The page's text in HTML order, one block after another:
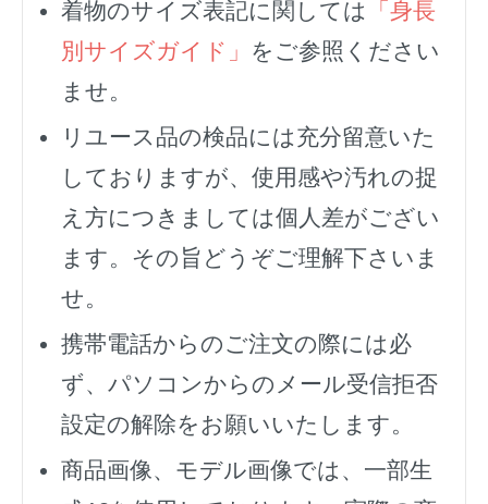
着物のサイズ表記に関しては
「身長
別サイズガイド」 をご参照ください
ませ。
リユース品の検品には充分留意いた
しておりますが、使用感や汚れの捉
え方につきましては個人差がござい
ます。その旨どうぞご理解下さいま
せ。
携帯電話からのご注文の際には必
ず、 パソコンからのメール受信拒否
設定の解除をお願いいたします。
商品画像、モデル画像では、一部生